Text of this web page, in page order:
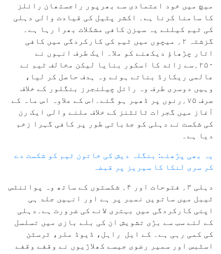
میچ میں خود اعتمادی سے بھرپور راجستھان رائلز
کا سامنا کرنا ہے۔ اکشر پٹیل کی قیادت والی دہلی
کی ٹیم کیلئے یہ سیزن کافی مشکلات بھرا رہا ہے۔
گزشتہ ۲؍ میچوں میں ٹیم کی کارکردگی میں کافی
اتار چڑھاؤ دیکھنے کو ملا۔ ایک طرف انہوں نے
۲۵۰؍سے زائد کا اسکور بنایا لیکن مخالف ٹیم نے
عالمی ریکارڈ بناتے ہوئے وہ ہدف حاصل کر لیا،
وہیں دوسری طرف وہ رائل چیلنجرز بنگلور کے خلاف
صرف ۷۵؍رنوں پر ڈھیر ہو گئے۔اس کے علاوہ اس ماہ کے
آغاز میں گجرات ٹائٹنز کے خلاف ملنے والی ایک رن
کی شکست نے دہلی کو جذباتی طور پر کافی گہرا زخم
دیا ہے۔
یہ بھی پڑھئے: بنگلہ دیش کی خاتون ٹیم کو شکست دے
کر سری لنکا کا سیریز پر قبضہ
دہلی ۳؍ فتوحات اور ۴؍ شکستوں کے ساتھ وہ پوائنٹس
ٹیبل میں ساتویں نمبر پر ہے اور انہیں جلد ہی
اپنی کارکردگی میں بہتری لانے کی ضرورت ہے۔دہلی
کے لئے سب سے بڑی تشویش ان کی بلے بازی میں تسلسل
کی کمی رہی ہے۔ کے ایل راہل، ڈیوڈ ملر، ٹرسٹن
اسٹبس اور سمیر رضوی جیسے کھلاڑیوں نے وقفے وقفے